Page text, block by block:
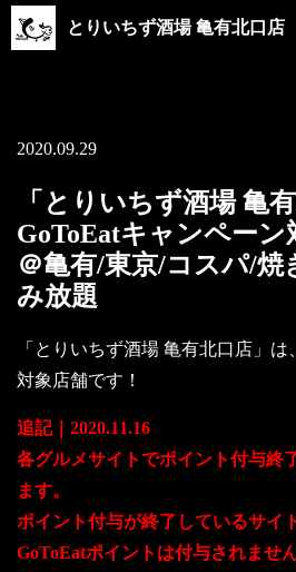
とりいちず酒場 亀有北口店
2020.09.29
「とりいちず酒場 亀
GoToEatキャンペーン
＠亀有/東京/コスパ/焼
み放題
「とりいちず酒場 亀有北口店」は
対象店舗です！
追記｜2020.11.16
各グルメサイトでポイント付与終
ます。
ポイント付与が終了しているサイ
GoToEatポイントは付与されませ